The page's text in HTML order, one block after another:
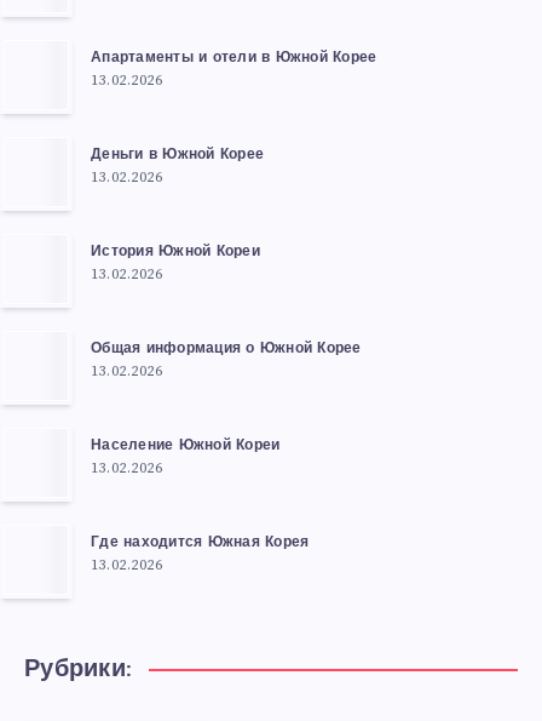
Апартаменты и отели в Южной Корее
13.02.2026
Деньги в Южной Корее
13.02.2026
История Южной Кореи
13.02.2026
Общая информация о Южной Корее
13.02.2026
Население Южной Кореи
13.02.2026
Где находится Южная Корея
13.02.2026
Рубрики: